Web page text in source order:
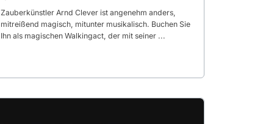
Zauberkünstler Arnd Clever ist angenehm anders,
mitreißend magisch, mitunter musikalisch. Buchen Sie
Ihn als magischen Walkingact, der mit seiner ...